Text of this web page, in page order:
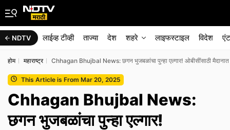
NDTV लाईव्ह टीव्ही ताज्या देश शहरे लाइफस्टाइल विदेश
होम महाराष्ट्र Chhagan Bhujbal News: छगन भुजबळांचा पुन्हा एल्गार! ओबीसींसाठी मैदानात
This Article is From Mar 20, 2025
Chhagan Bhujbal News:
छगन भुजबळांचा पुन्हा एल्गार!